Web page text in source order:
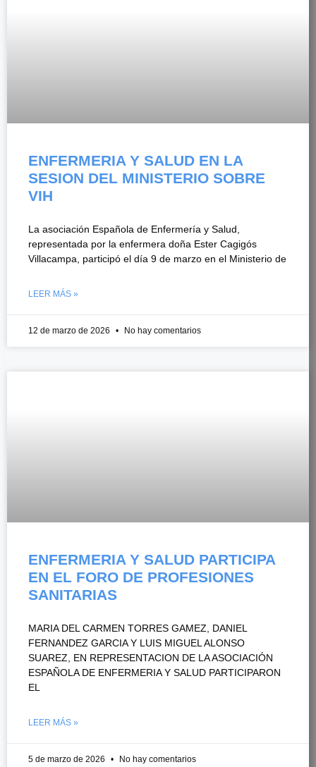
ENFERMERIA Y SALUD EN LA
SESION DEL MINISTERIO SOBRE
VIH
La asociación Española de Enfermería y Salud,
representada por la enfermera doña Ester Cagigós
Villacampa, participó el día 9 de marzo en el Ministerio de
LEER MÁS »
12 de marzo de 2026 No hay comentarios
ENFERMERIA Y SALUD PARTICIPA
EN EL FORO DE PROFESIONES
SANITARIAS
MARIA DEL CARMEN TORRES GAMEZ, DANIEL
FERNANDEZ GARCIA Y LUIS MIGUEL ALONSO
SUAREZ, EN REPRESENTACION DE LA ASOCIACIÓN
ESPAÑOLA DE ENFERMERIA Y SALUD PARTICIPARON
EL
LEER MÁS »
5 de marzo de 2026 No hay comentarios